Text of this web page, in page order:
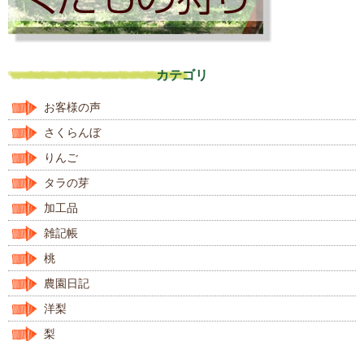
カテゴリ
お客様の声
さくらんぼ
りんご
タラの芽
加工品
雑記帳
桃
農園日記
洋梨
梨